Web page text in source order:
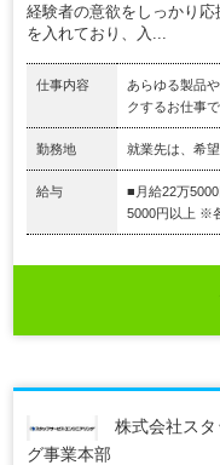
経験者の意欲をしっかり
を入れており、入...
仕事内容
あらゆる製品
クするお仕事で
勤務地 就業先は、希
給与
■月給22万
5000円以上 ※
株式会社ス
グ事業本部